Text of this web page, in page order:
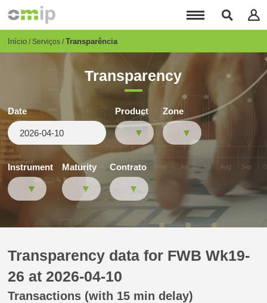
para
conteúdo
Breadcrumb
Início Serviços Transparência
Transparency
Date Product Zone
Instrument Maturity Contrato
Transparency data for FWB Wk19-
26 at 2026-04-10
Transactions (with 15 min delay)